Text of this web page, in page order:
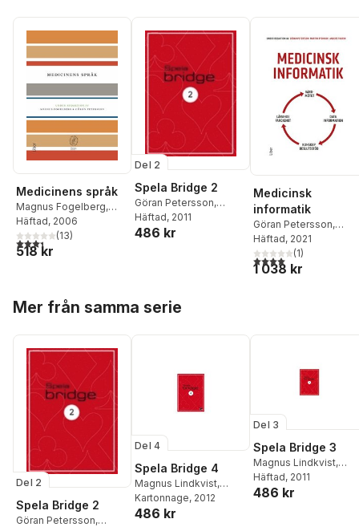
Medicinens språk
Magnus Fogelberg,
Göran Petersson
Häftad, 2006
3,4utav 5 stjärnor. Totalt antal röster:
(13)
518 kr
Del 2
Spela Bridge 2
Göran Petersson,
Jacob Røn,GeO
Tislevoll
Häftad, 2011
486 kr
Medicinsk
informatik
Göran Petersson,
Martin Rydmark
Thurin
Häftad, 2021
4,0utav 5 stjärnor.
(1)
1 038 kr
Mer från samma serie
Del 2
Spela Bridge 2
Göran Petersson,
Del 4
Spela Bridge 4
Magnus Lindkvist,
Jacob Røn,Geo
Tislevoll
Kartonnage, 2012
486 kr
Del 3
Spela Bridge 3
Magnus Lindkvist,
Jacob Rön,Geo
Tislevoll
Häftad, 2011
486 kr